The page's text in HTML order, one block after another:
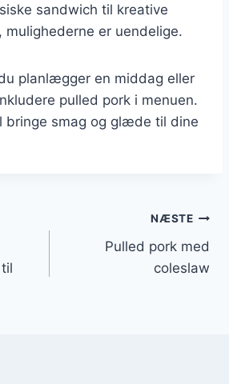
sandwich til kreative
mulighederne er uendelige.
planlægger en middag eller
pulled pork i menuen.
bringe smag og glæde til dine
NÆSTE
Pulled pork med
coleslaw